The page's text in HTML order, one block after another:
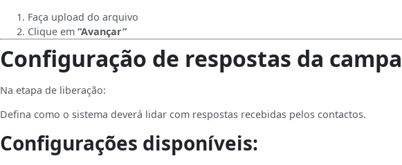
Faça upload do arquivo
Clique em“Avançar”
Configuração de respostas da
Na etapa de liberação:
Defina como o sistema deverá lidar com respostas recebidas pelos contactos.
Configurações disponíveis: